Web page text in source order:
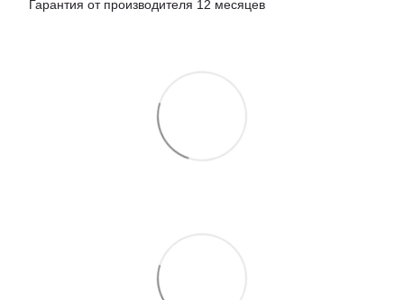
Гарантия от производителя 12 месяцев